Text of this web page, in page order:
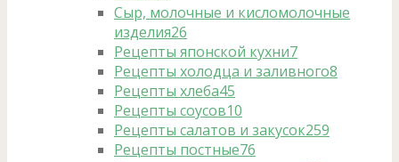
Сыр, молочные и кисломолочные
изделия26
Рецепты японской кухни7
Рецепты холодца и заливного8
Рецепты хлеба45
Рецепты соусов10
Рецепты салатов и закусок259
Рецепты постные76